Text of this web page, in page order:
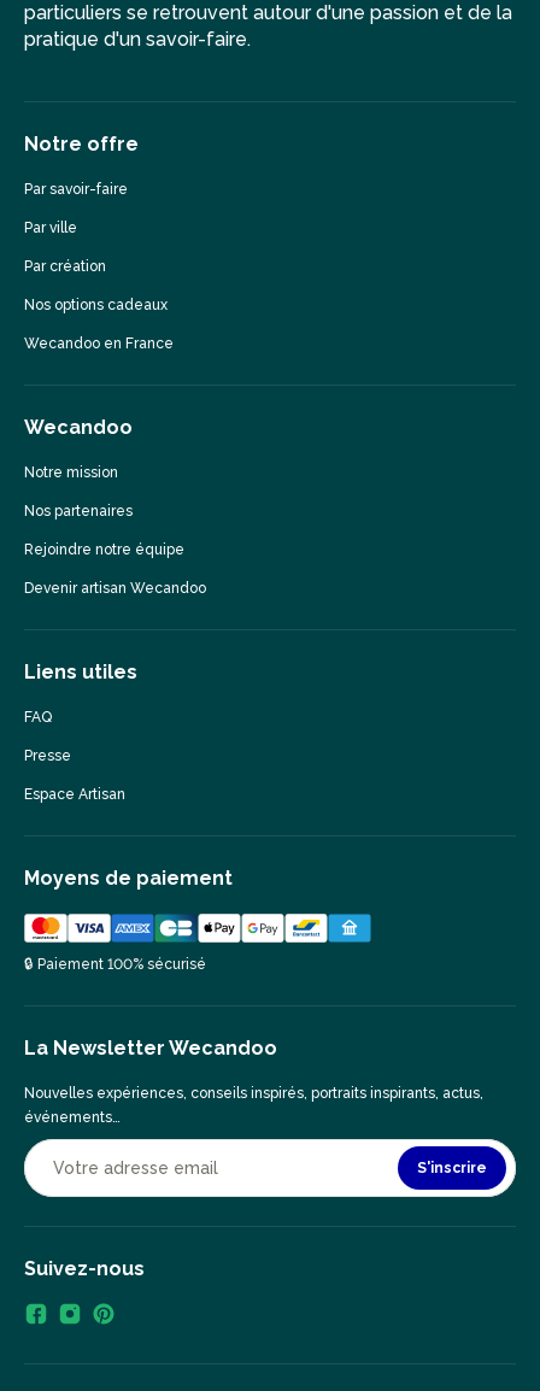
particuliers se retrouvent autour d'une passion et de la
pratique d'un savoir-faire.
Notre offre
Par savoir-faire
Par ville
Par création
Nos options cadeaux
Wecandoo en France
Wecandoo
Notre mission
Nos partenaires
Rejoindre notre équipe
Devenir artisan Wecandoo
Liens utiles
FAQ
Presse
Espace Artisan
Moyens de paiement
🔒 Paiement 100% sécurisé
La Newsletter Wecandoo
Nouvelles expériences, conseils inspirés, portraits inspirants, actus,
événements…
S'inscrire
Suivez-nous